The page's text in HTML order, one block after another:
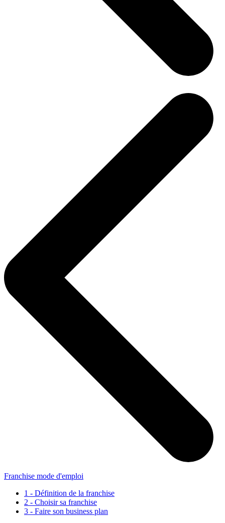
Franchise mode d'emploi
1 - Définition de la franchise
2 - Choisir sa franchise
3 - Faire son business plan